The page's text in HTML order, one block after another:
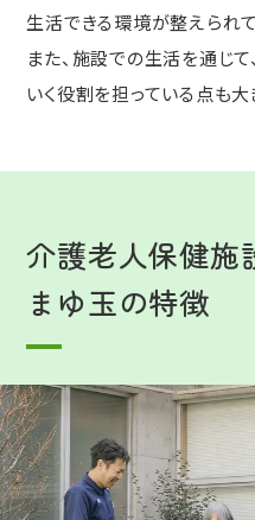
生活できる環境が整えられて
また、施設での生活を通じ
いく役割を担っている点も大
介護老人保健施
まゆ玉の特徴